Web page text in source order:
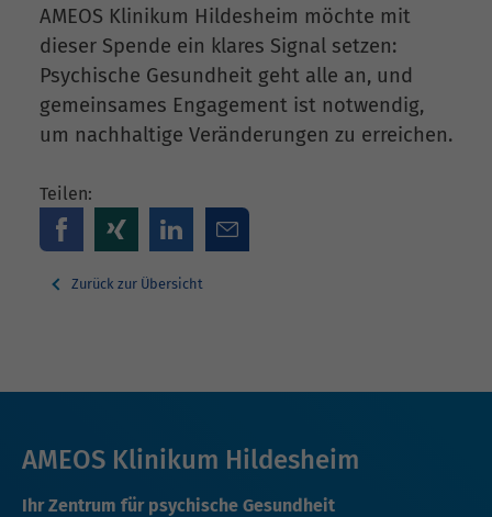
AMEOS Klinikum Hildesheim möchte mit
dieser Spende ein klares Signal setzen:
Psychische Gesundheit geht alle an, und
gemeinsames Engagement ist notwendig,
um nachhaltige Veränderungen zu erreichen.
Teilen:
Zurück zur Übersicht
AMEOS Klinikum Hildesheim
Ihr Zentrum für psychische Gesundheit